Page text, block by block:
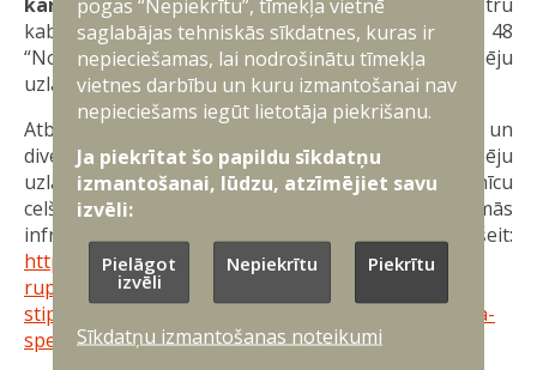
kabineta 2026. gada 3. februāra noteikumiem Nr. 48
“Noteikumi par atbalstu projektiem rūpniecisko spēju
uzlabošanai”.
Atbalsta programmas mērķis ir veicināt militārā un
divējāda lietojuma produktu rūpniecisko spēju
uzlabošanu un ražošanu, tai skaitā jaunu rūpnīcu
celšanu, kā arī ražošanai nepieciešamās
infrastruktūras attīstīšanu. Vairāk informācijas šeit:
https://www.em.gov.lv/lv/sam-151-pasakums-
rupniecisko-speju-uzlabosana-aizsardzibas-
stiprinasanai-prioritati-pieskirot-divejada-lietojuma-
spejam-0
pogas “Nepiekrītu”, tīmekļa vietnē
saglabājas tehniskās sīkdatnes, kuras ir
nepieciešamas, lai nodrošinātu tīmekļa
vietnes darbību un kuru izmantošanai nav
nepieciešams iegūt lietotāja piekrišanu.
Ja piekrītat šo papildu sīkdatņu
izmantošanai, lūdzu, atzīmējiet savu
izvēli:
Pielāgot
izvēli
Nepiekrītu Piekrītu
Sīkdatņu izmantošanas noteikumi